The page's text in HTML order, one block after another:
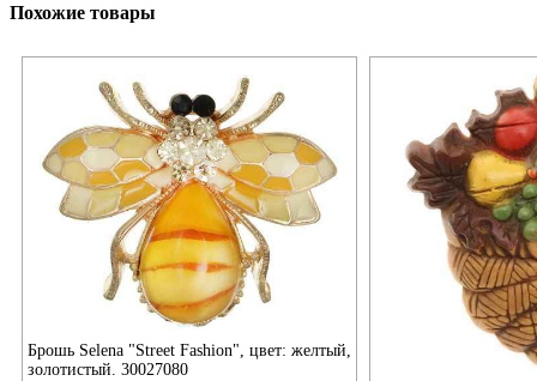
Похожие товары
Брошь Selena "Street Fashion", цвет: желтый,
золотистый. 30027080